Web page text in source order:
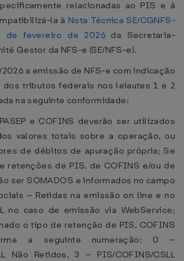
relacionadas ao PIS e à
la à Nota Técnica SE/CGNFS-
fevereiro de 2026 da Secretaria-
Gestor da NFS-e (SE/NFS-e).
a emissão de NFS-e com indicação
dos tributos federais nos leiautes 1 e 2
na seguinte conformidade:
e COFINS deverão ser utilizados
valores totais sobre a operação, ou
de débitos de apuração própria; Se
retenções de PIS, de COFINS e/ou de
ser SOMADOS e informados no campo
– Retidas na emissão on line e no
no caso de emissão via WebService;
o tipo de retenção de PIS, COFINS
a seguinte numeração: 0 –
Não Retidos, 3 – PIS/COFINS/CSLL